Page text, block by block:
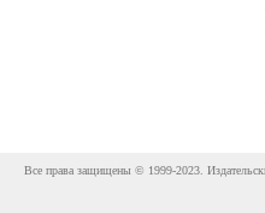
Все права защищены © 1999-2023.